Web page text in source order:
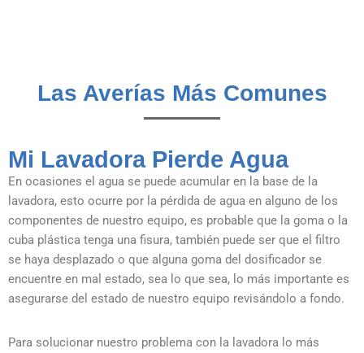
Las Averías Más Comunes
Mi Lavadora Pierde Agua
En ocasiones el agua se puede acumular en la base de la
lavadora, esto ocurre por la pérdida de agua en alguno de los
componentes de nuestro equipo, es probable que la goma o la
cuba plástica tenga una fisura, también puede ser que el filtro
se haya desplazado o que alguna goma del dosificador se
encuentre en mal estado, sea lo que sea, lo más importante es
asegurarse del estado de nuestro equipo revisándolo a fondo.
Para solucionar nuestro problema con la lavadora lo más